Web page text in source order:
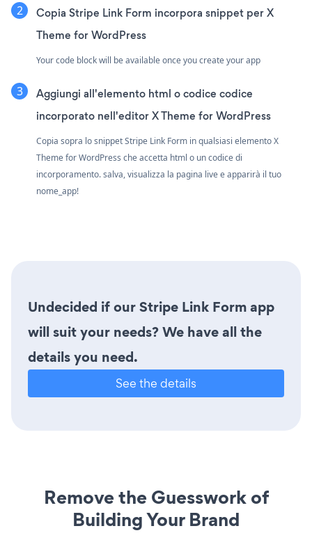
Copia Stripe Link Form incorpora snippet per X
Theme for WordPress
Your code block will be available once you create your app
Aggiungi all'elemento html o codice codice
incorporato nell'editor X Theme for WordPress
Copia sopra lo snippet Stripe Link Form in qualsiasi elemento X
Theme for WordPress che accetta html o un codice di
incorporamento. salva, visualizza la pagina live e apparirà il tuo
nome_app!
Undecided if our Stripe Link Form app
will suit your needs? We have all the
details you need.
See the details
Remove the Guesswork of
Building Your Brand